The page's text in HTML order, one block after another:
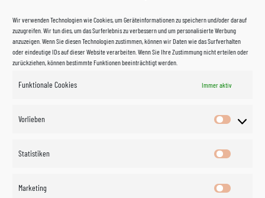
Wir verwenden Technologien wie Cookies, um Geräteinformationen zu speichern und/oder darauf
zuzugreifen. Wir tun dies, um das Surferlebnis zu verbessern und um personalisierte Werbung
anzuzeigen. Wenn Sie diesen Technologien zustimmen, können wir Daten wie das Surfverhalten
oder eindeutige IDs auf dieser Website verarbeiten. Wenn Sie Ihre Zustimmung nicht erteilen oder
zurückziehen, können bestimmte Funktionen beeinträchtigt werden.
Funktionale Cookies Immer aktiv
Vorlieben
Vorlieben
Statistiken
Marketing